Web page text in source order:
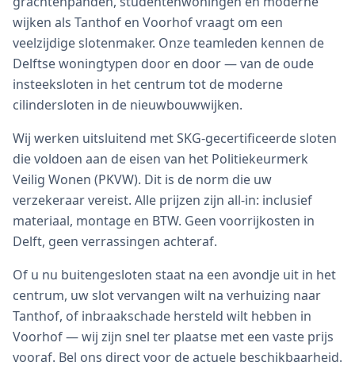
wijken als Tanthof en Voorhof vraagt om een
veelzijdige slotenmaker. Onze teamleden kennen de
Delftse woningtypen door en door — van de oude
insteeksloten in het centrum tot de moderne
cilindersloten in de nieuwbouwwijken.
Wij werken uitsluitend met SKG-gecertificeerde sloten
die voldoen aan de eisen van het Politiekeurmerk
Veilig Wonen (PKVW). Dit is de norm die uw
verzekeraar vereist. Alle prijzen zijn all-in: inclusief
materiaal, montage en BTW. Geen voorrijkosten in
Delft, geen verrassingen achteraf.
Of u nu buitengesloten staat na een avondje uit in het
centrum, uw slot vervangen wilt na verhuizing naar
Tanthof, of inbraakschade hersteld wilt hebben in
Voorhof — wij zijn snel ter plaatse met een vaste prijs
vooraf. Bel ons direct voor de actuele beschikbaarheid.